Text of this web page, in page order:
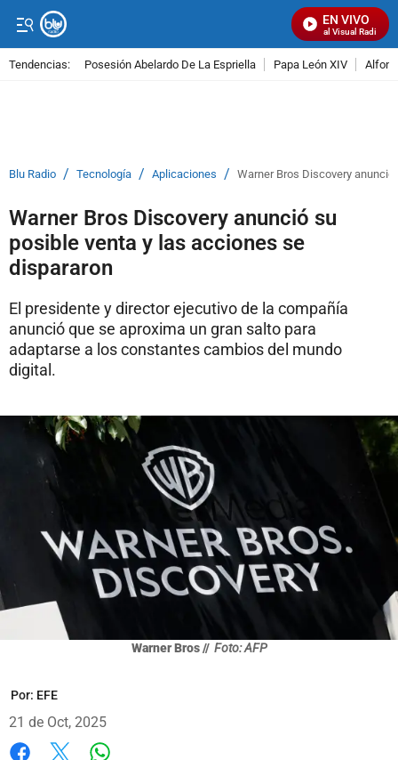
EN VIVO
Señal Visual Radio
Tendencias: Posesión Abelardo De La Espriella Papa León XIV
Blu Radio / Tecnología / Aplicaciones / Warner Bros Discovery
Warner Bros Discovery anunció su
posible venta y las acciones se
dispararon
El presidente y director ejecutivo de la compañía
anunció que se aproxima un gran salto para
adaptarse a los constantes cambios del mundo
digital.
Warner Bros // Foto: AFP
Por: EFE
21 de Oct, 2025